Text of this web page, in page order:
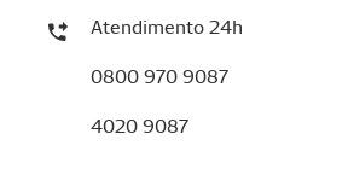
Atendimento 24h
0800 970 9087
4020 9087